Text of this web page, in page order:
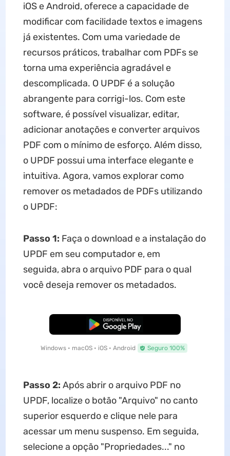
iOS e Android, oferece a capacidade de
modificar com facilidade textos e imagens
já existentes. Com uma variedade de
recursos práticos, trabalhar com PDFs se
torna uma experiência agradável e
descomplicada. O UPDF é a solução
abrangente para corrigi-los. Com este
software, é possível visualizar, editar,
adicionar anotações e converter arquivos
PDF com o mínimo de esforço. Além disso,
o UPDF possui uma interface elegante e
intuitiva. Agora, vamos explorar como
remover os metadados de PDFs utilizando
o UPDF:
Passo 1: Faça o download e a instalação do
UPDF em seu computador e, em
seguida, abra o arquivo PDF para o qual
você deseja remover os metadados.
Baixar Grátis
Windows • macOS • iOS • Android Seguro 100%
Passo 2: Após abrir o arquivo PDF no
UPDF, localize o botão "Arquivo" no canto
superior esquerdo e clique nele para
acessar um menu suspenso. Em seguida,
selecione a opção "Propriedades..." no